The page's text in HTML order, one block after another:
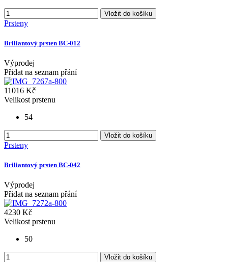
Vložit do košíku
Prsteny
Briliantový prsten BC-012
Výprodej
Přidat na seznam přání
11016 Kč
Velikost prstenu
54
Vložit do košíku
Prsteny
Briliantový prsten BC-042
Výprodej
Přidat na seznam přání
4230 Kč
Velikost prstenu
50
Vložit do košíku